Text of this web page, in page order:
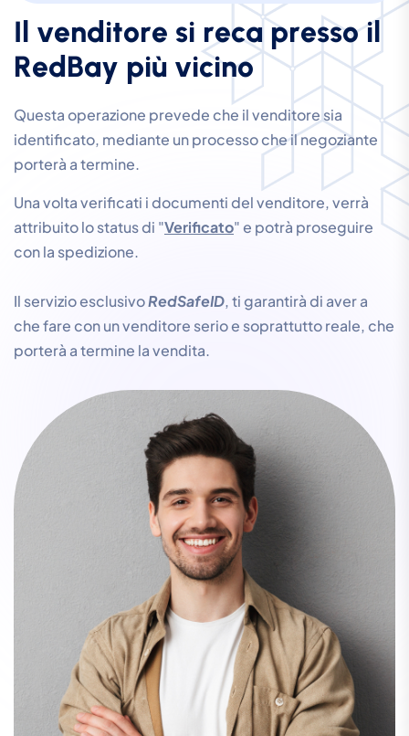
I vend itore si reca presso il
Red Bay più vicino
Questa operazione prevede che il venditore sia
identificato, mediante un processo che il negoziante
porterà a termine.
Una volta verificati i documenti del venditore, verrà
attribuito lo status di "Verificato" e potrà proseguire
con la spedizione.
Il servizio esclusivoRedSafeID, ti garantirà di aver a
che fare con un venditore serio e soprattutto reale, che
porterà a termine la vendita.